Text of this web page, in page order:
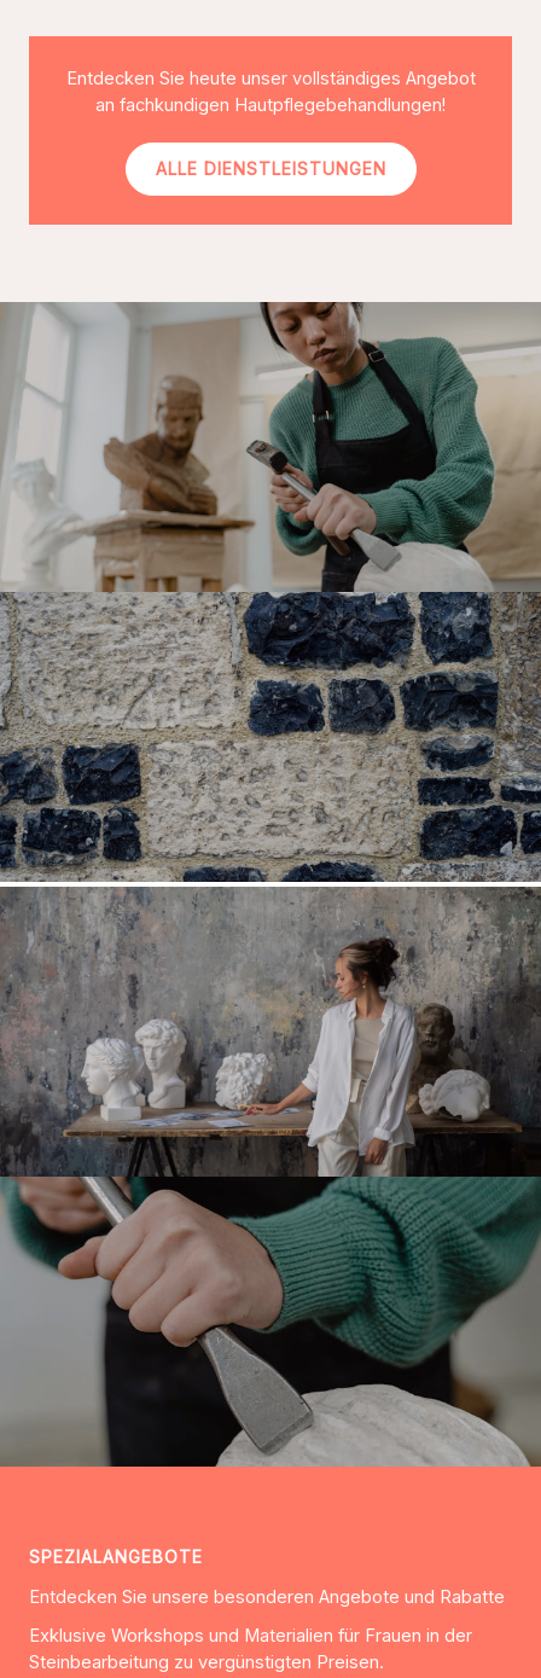
Entdecken Sie heute unser vollständiges Angebot
an fachkundigen Hautpflegebehandlungen!
ALLE DIENSTLEISTUNGEN
SPEZIALANGEBOTE
Entdecken Sie unsere besonderen Angebote und Rabatte
Exklusive Workshops und Materialien für Frauen in der
Steinbearbeitung zu vergünstigten Preisen.